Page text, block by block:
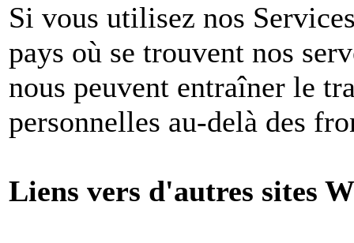
Si vous utilisez nos
pays où se trouvent nos
nous peuvent entraîner le
personnelles au-delà des
Liens vers d'autres sites